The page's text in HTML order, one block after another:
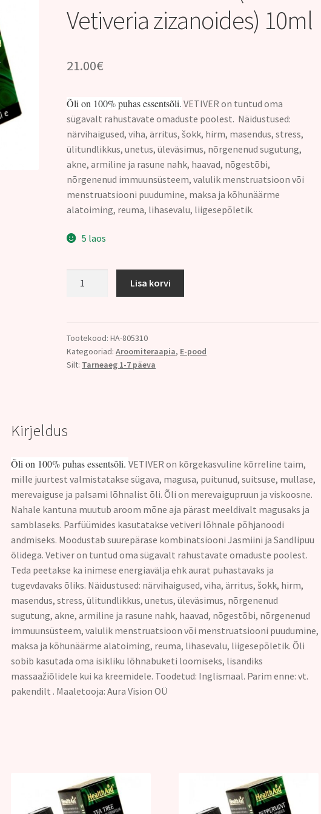
Vetiveria zizanoides) 10ml
21.00€
Õli on 100% puhas essentsõli. VETIVER on tuntud oma
sügavalt rahustavate omaduste poolest. Näidustused:
närvihaigused, viha, ärritus, šokk, hirm, masendus, stress,
ülitundlikkus, unetus, üleväsimus, nõrgenenud sugutung,
akne, armiline ja rasune nahk, haavad, nõgestõbi,
nõrgenenud immuunsüsteem, valulik menstruatsioon või
menstruatsiooni puudumine, maksa ja kõhunäärme
alatoiming, reuma, lihasevalu, liigesepõletik.
5 laos
Vetiveria
zizanoides)
10ml
Lisa korvi
Tootekood:HA-805310
Kategooriad:Aroomiteraapia, E-pood
Silt: Tarneaeg 1-7 päeva
Kirjeldus
Õli on 100% puhas essentsõli. VETIVER on kõrgekasvuline kõrreline taim,
mille juurtest valmistatakse sügava, magusa, puitunud, suitsuse, mullase,
merevaiguse ja palsami lõhnalist õli. Õli on merevaigupruun ja viskoosne.
Nahale kantuna muutub aroom mõne aja pärast meeldivalt magusaks ja
samblaseks. Parfüümides kasutatakse vetiveri lõhnale põhjanoodi
andmiseks. Moodustab suurepärase kombinatsiooni Jasmiini ja Sandlipuu
õlidega. Vetiver on tuntud oma sügavalt rahustavate omaduste poolest.
Teda peetakse ka inimese energiavälja ehk aurat puhastavaks ja
tugevdavaks õliks. Näidustused: närvihaigused, viha, ärritus, šokk, hirm,
masendus, stress, ülitundlikkus, unetus, üleväsimus, nõrgenenud
sugutung, akne, armiline ja rasune nahk, haavad, nõgestõbi, nõrgenenud
immuunsüsteem, valulik menstruatsioon või menstruatsiooni puudumine,
maksa ja kõhunäärme alatoiming, reuma, lihasevalu, liigesepõletik. Õli
sobib kasutada oma isikliku lõhnabuketi loomiseks, lisandiks
massaažiõlidele kui ka kreemidele. Toodetud: Inglismaal. Parim enne: vt.
pakendilt . Maaletooja: Aura Vision OÜ